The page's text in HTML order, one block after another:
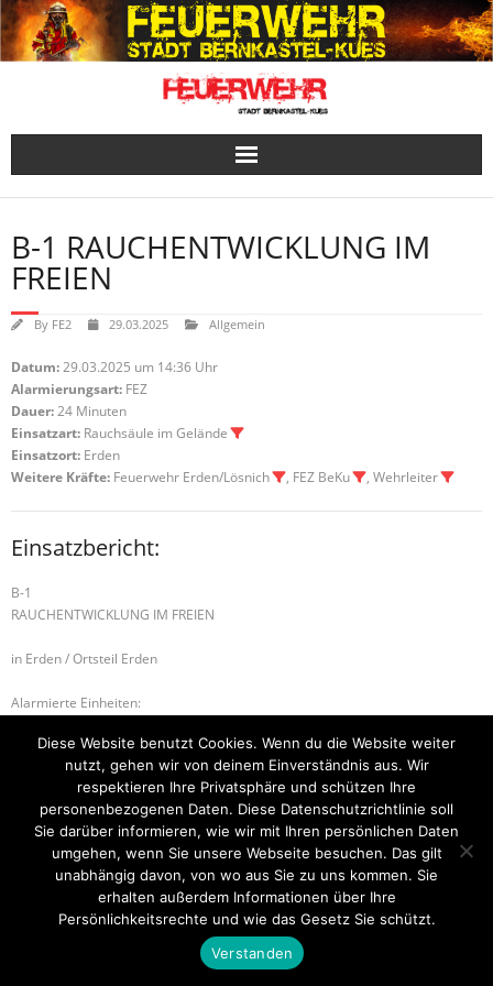
Skip
to
content
B-1 RAUCHENTWICKLUNG IM
FREIEN
By FE2 29.03.2025 Allgemein
Datum:29.03.2025 um 14:36 Uhr
Alarmierungsart: FEZ
Dauer:24 Minuten
Einsatzart: Rauchsäule im Gelände
Einsatzort: Erden
Weitere Kräfte: Feuerwehr Erden/Lösnich , FEZ BeKu , Wehrleiter
Einsatzbericht:
B-1
RAUCHENTWICKLUNG IM FREIEN
in Erden / Ortsteil Erden
Alarmierte Einheiten:
FF-Erden-Lösnich
H-2 VERKERHSUNFALL B-2 BRANDMELDEANLAGE
Startseite Einsätze Mitglied werden Über uns
Kontakt
Think Up Themes Ltd. Powered by
Diese Website benutzt Cookies. Wenn du die Website weiter
nutzt, gehen wir von deinem Einverständnis aus. Wir
respektieren Ihre Privatsphäre und schützen Ihre
personenbezogenen Daten. Diese Datenschutzrichtlinie soll
Sie darüber informieren, wie wir mit Ihren persönlichen Daten
umgehen, wenn Sie unsere Webseite besuchen. Das gilt
unabhängig davon, von wo aus Sie zu uns kommen. Sie
erhalten außerdem Informationen über Ihre
Persönlichkeitsrechte und wie das Gesetz Sie schützt.
Verstanden